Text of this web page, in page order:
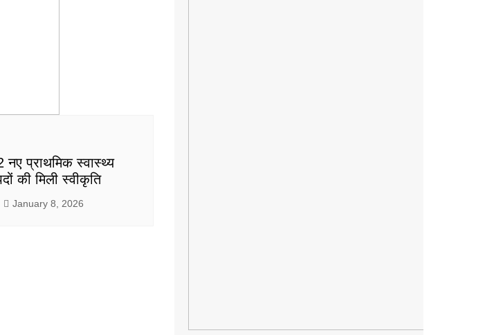
प्राथमिक स्वास्थ्य
की मिली स्वीकृति
January 8, 2026